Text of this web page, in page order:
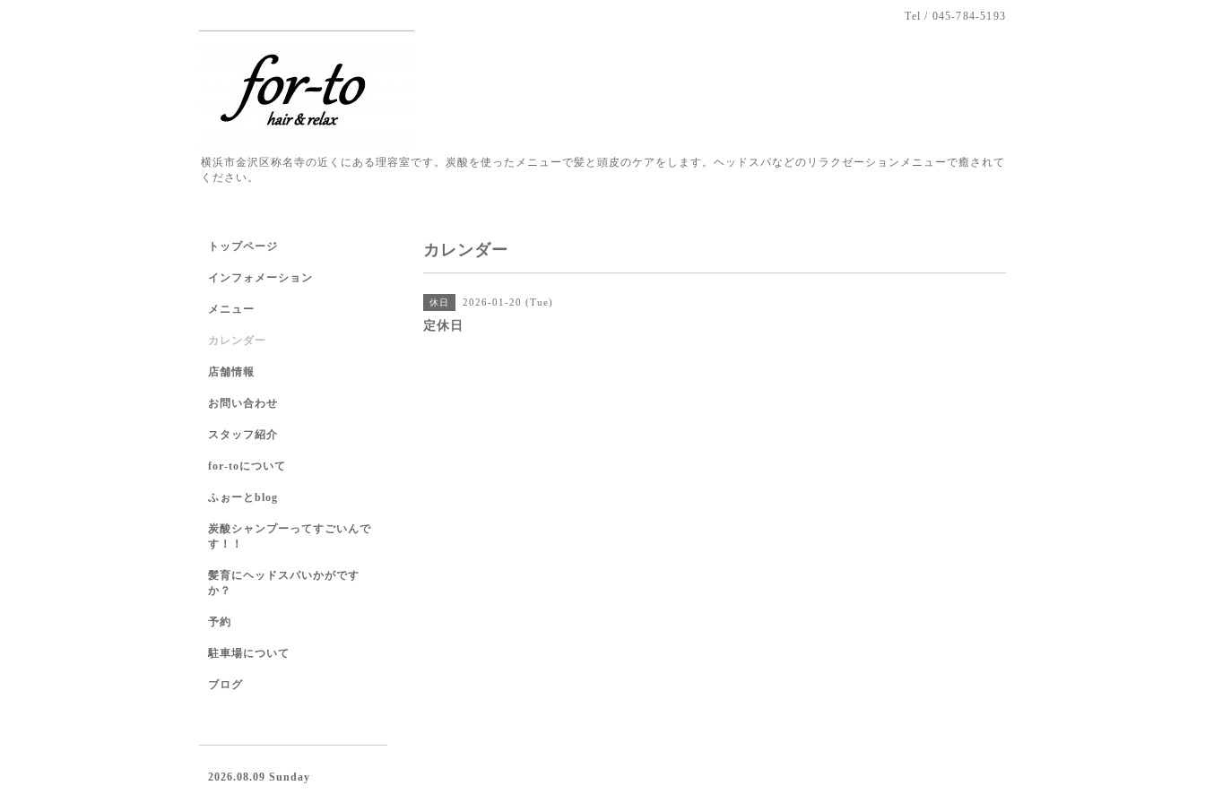
Tel / 045-784-5193
横浜市金沢区称名寺の近くにある理容室です。炭酸を使ったメニューで髪と頭皮のケアをします。ヘッドスパなどのリラクゼーションメニューで癒されて
ください。
カレンダー
休日 2026-01-20 (Tue)
定休日
トップページ
インフォメーション
メニュー
カレンダー
店舗情報
お問い合わせ
スタッフ紹介
for-toについて
ふぉーとblog
炭酸シャンプーってすごいんで
す！！
髪育にヘッドスパいかがです
か？
予約
駐車場について
ブログ
2026.08.09 Sunday